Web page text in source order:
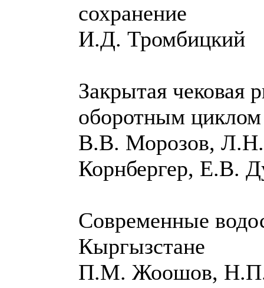
сохранение
И.Д. Тромбицкий
Закрытая чековая
оборотным
В.В. Морозов, Л.Н.
Корнбергер, Е.В.
Современные
Кыргызстане
П.М. Жоошов, Н.П.